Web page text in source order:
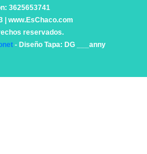
3625653741
| www.EsChaco.com
reservados.
- Diseño Tapa: DG ___anny